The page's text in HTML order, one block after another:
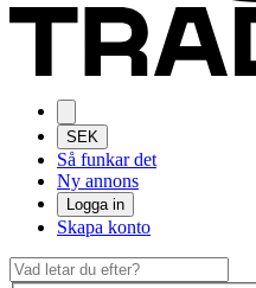
SEK
Så funkar det
Ny annons
Logga in
Skapa konto